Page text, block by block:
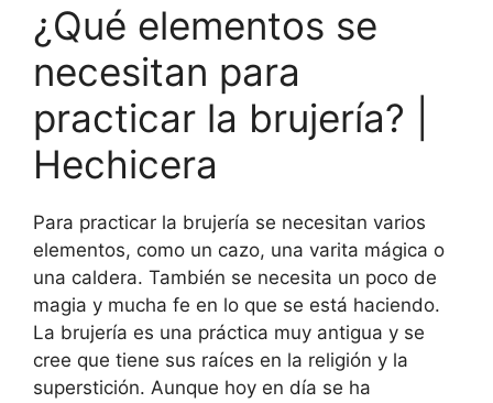
¿Qué elementos se
necesitan para
practicar la brujería? |
Hechicera
Para practicar la brujería se necesitan varios
elementos, como un cazo, una varita mágica o
una caldera. También se necesita un poco de
magia y mucha fe en lo que se está haciendo.
La brujería es una práctica muy antigua y se
cree que tiene sus raíces en la religión y la
superstición. Aunque hoy en día se ha